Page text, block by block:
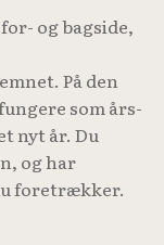
og bagside,
På den
som års-
nyt år. Du
og har
foretrækker.